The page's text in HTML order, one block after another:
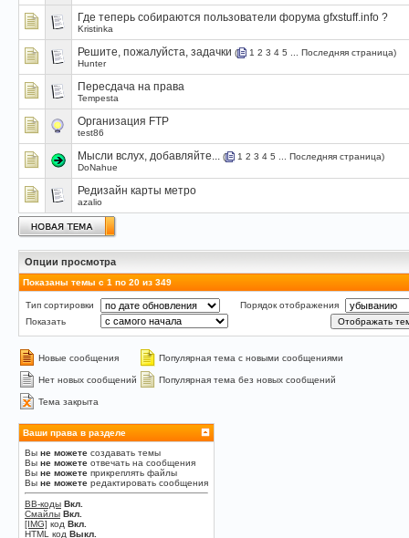
Где теперь собираются пользователи форума gfxstuff.info ?
Kristinka
Решите, пожалуйста, задачки ( 1 2 3 4 5 Последняя страница)
Hunter
Пересдача на права
Tempesta
Организация FTP
test86
Мысли вслух, добавляйте... ( 1 2 3 4 5 Последняя страница)
DoNahue
Редизайн карты метро
azalio
Опции просмотра
Показаны темы с 1 по 20 из 349
Тип сортировки
Порядок отображения
Показать
Новые сообщения Популярная тема с новыми сообщениями
Нет новых сообщений Популярная тема без новых сообщений
Тема закрыта
Ваши права в разделе
Вы не можете создавать темы
Вы не можете отвечать на сообщения
Вы не можете прикреплять файлы
Вы не можете редактировать сообщения
BB-коды Вкл.
Смайлы Вкл.
[IMG] код Вкл.
HTML код Выкл.